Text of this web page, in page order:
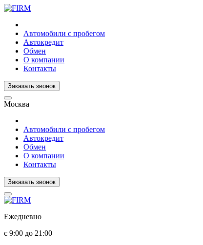
Автомобили с пробегом
Автокредит
Обмен
О компании
Контакты
Заказать звонок
Москва
Автомобили с пробегом
Автокредит
Обмен
О компании
Контакты
Заказать звонок
Ежедневно
с 9:00 до 21:00